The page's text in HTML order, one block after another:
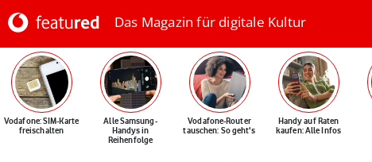
Das Magazin für digitale Kultur
Vodafone: SIM-Karte
freischalten
Alle Samsung-
Handys in
Reihenfolge
Vodafone-Router
tauschen: So geht's
Handy auf Raten
kaufen: Alle Infos